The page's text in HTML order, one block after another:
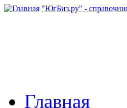
"ЮгБиз.ру" -
Главная